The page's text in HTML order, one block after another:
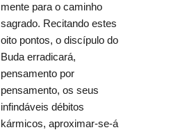
mente para o caminho
sagrado. Recitando estes
oito pontos, o discípulo do
Buda erradicará,
pensamento por
pensamento, os seus
infindáveis débitos
kármicos, aproximar-se-á